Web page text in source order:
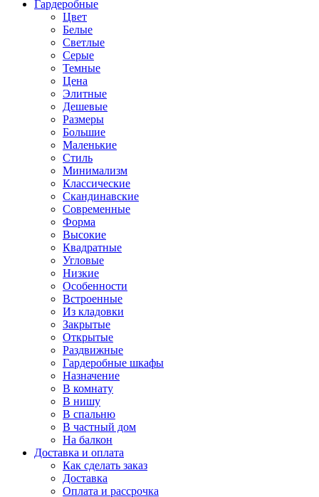
Гардеробные
Цвет
Белые
Светлые
Серые
Темные
Цена
Элитные
Дешевые
Размеры
Большие
Маленькие
Стиль
Минимализм
Классические
Скандинавские
Современные
Форма
Высокие
Квадратные
Угловые
Низкие
Особенности
Встроенные
Из кладовки
Закрытые
Открытые
Раздвижные
Гардеробные шкафы
Назначение
В комнату
В нишу
В спальню
В частный дом
На балкон
Доставка и оплата
Как сделать заказ
Доставка
Оплата и рассрочка